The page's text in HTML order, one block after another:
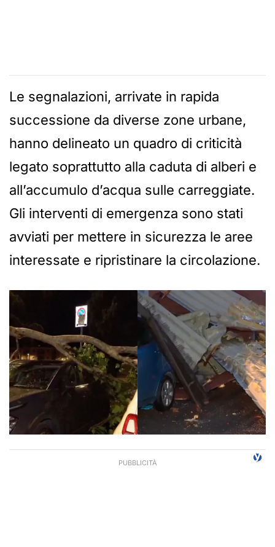
Le segnalazioni, arrivate in rapida
successione da diverse zone urbane,
hanno delineato un quadro di criticità
legato soprattutto alla caduta di alberi e
all’accumulo d’acqua sulle carreggiate.
Gli interventi di emergenza sono stati
avviati per mettere in sicurezza le aree
interessate e ripristinare la circolazione.